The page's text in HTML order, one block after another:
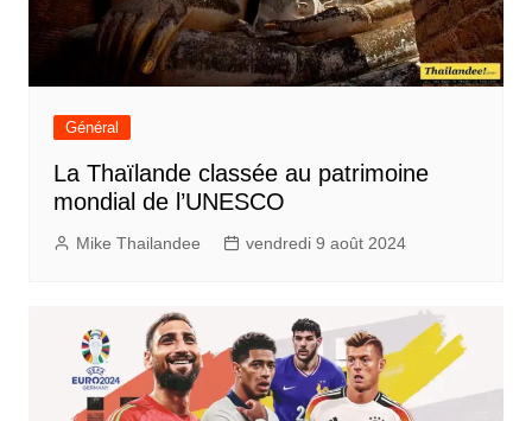
Général
La Thaïlande classée au patrimoine
mondial de l’UNESCO
Mike Thailandee vendredi 9 août 2024